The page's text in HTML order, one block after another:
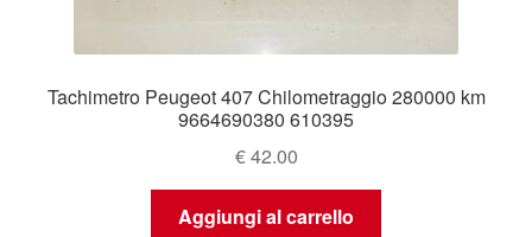
Tachimetro Peugeot 407 Chilometraggio 280000 km
9664690380 610395
€42.00
Aggiungi al carrello